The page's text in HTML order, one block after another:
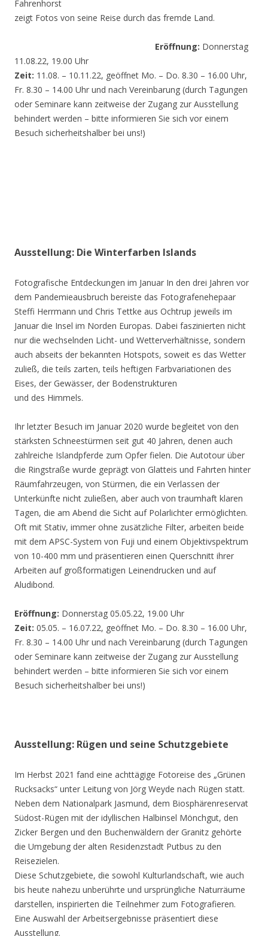
Fahrenhorst
zeigt Fotos von seine Reise durch das fremde Land.
Eröffnung: Donnerstag
11.08.22, 19.00 Uhr
Zeit: 11.08. – 10.11.22, geöffnet Mo. – Do. 8.30 – 16.00 Uhr,
Fr. 8.30 – 14.00 Uhr und nach Vereinbarung (durch Tagungen
oder Seminare kann zeitweise der Zugang zur Ausstellung
behindert werden – bitte informieren Sie sich vor einem
Besuch sicherheitshalber bei uns!)
Ausstellung: Die Winterfarben Islands
Fotografische Entdeckungen im Januar In den drei Jahren vor
dem Pandemieausbruch bereiste das Fotografenehepaar
Steffi Herrmann und Chris Tettke aus Ochtrup jeweils im
Januar die Insel im Norden Europas. Dabei faszinierten nicht
nur die wechselnden Licht- und Wetterverhältnisse, sondern
auch abseits der bekannten Hotspots, soweit es das Wetter
zuließ, die teils zarten, teils heftigen Farbvariationen des
Eises, der Gewässer, der Bodenstrukturen
und des Himmels.
Ihr letzter Besuch im Januar 2020 wurde begleitet von den
stärksten Schneestürmen seit gut 40 Jahren, denen auch
zahlreiche Islandpferde zum Opfer fielen. Die Autotour über
die Ringstraße wurde geprägt von Glatteis und Fahrten hinter
Räumfahrzeugen, von Stürmen, die ein Verlassen der
Unterkünfte nicht zuließen, aber auch von traumhaft klaren
Tagen, die am Abend die Sicht auf Polarlichter ermöglichten.
Oft mit Stativ, immer ohne zusätzliche Filter, arbeiten beide
mit dem APSC-System von Fuji und einem Objektivspektrum
von 10-400 mm und präsentieren einen Querschnitt ihrer
Arbeiten auf großformatigen Leinendrucken und auf
Aludibond.
Eröffnung: Donnerstag 05.05.22, 19.00 Uhr
Zeit: 05.05. – 16.07.22, geöffnet Mo. – Do. 8.30 – 16.00 Uhr,
Fr. 8.30 – 14.00 Uhr und nach Vereinbarung (durch Tagungen
oder Seminare kann zeitweise der Zugang zur Ausstellung
behindert werden – bitte informieren Sie sich vor einem
Besuch sicherheitshalber bei uns!)
Ausstellung: Rügen und seine Schutzgebiete
Im Herbst 2021 fand eine achttägige Fotoreise des „Grünen
Rucksacks“ unter Leitung von Jörg Weyde nach Rügen statt.
Neben dem Nationalpark Jasmund, dem Biosphärenreservat
Südost-Rügen mit der idyllischen Halbinsel Mönchgut, den
Zicker Bergen und den Buchenwäldern der Granitz gehörte
die Umgebung der alten Residenzstadt Putbus zu den
Reisezielen.
Diese Schutzgebiete, die sowohl Kulturlandschaft, wie auch
bis heute nahezu unberührte und ursprüngliche Naturräume
darstellen, inspirierten die Teilnehmer zum Fotografieren.
Eine Auswahl der Arbeitsergebnisse präsentiert diese
Ausstellung.